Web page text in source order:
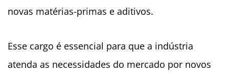
novas matérias-primas e aditivos.
Esse cargo é essencial para que a indústria
atenda as necessidades do mercado por novos